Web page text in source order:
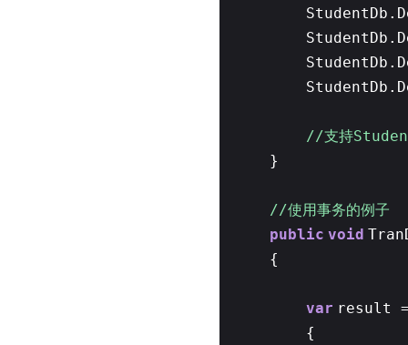
//支持
}
//使用事务的例子
public void
{
var result =
{